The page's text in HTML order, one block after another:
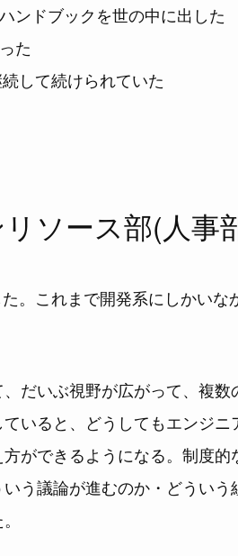
ンドブックを世の中に出した
た
して続けられていた
ソース部(人事
。これまで開発系にしかい
だいぶ視野が広がって、複
いると、どうしてもエンジ
ができるようになる。制度
う議論が進むのか・どうい